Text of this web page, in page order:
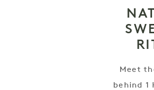
Meet
behind 1